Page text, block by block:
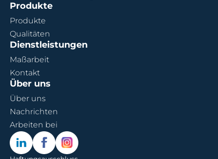
Produkte
Produkte
Qualitäten
Dienstleistungen
Maßarbeit
Kontakt
Über uns
Über uns
Nachrichten
Arbeiten bei